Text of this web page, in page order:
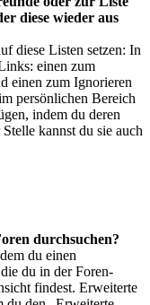
diese wieder aus
diese Listen setzen: In
einen zum
einen zum Ignorieren
persönlichen Bereich
indem du deren
kannst du sie auch
durchsuchen?
du einen
du in der Foren-
findest. Erweiterte